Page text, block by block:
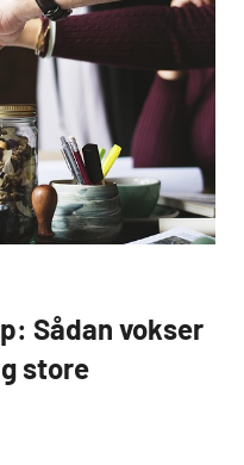
Sådan vokser
store